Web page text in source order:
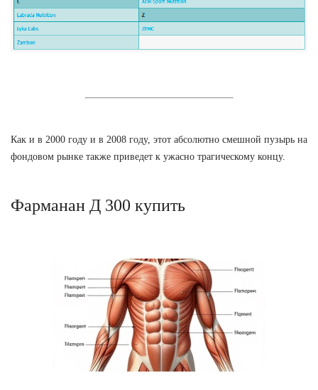
Как и в 2000 году и в 2008 году, этот абсолютно смешной пузырь на
фондовом рынке также приведет к ужасно трагическому концу.
Фарманан Д 300 купить